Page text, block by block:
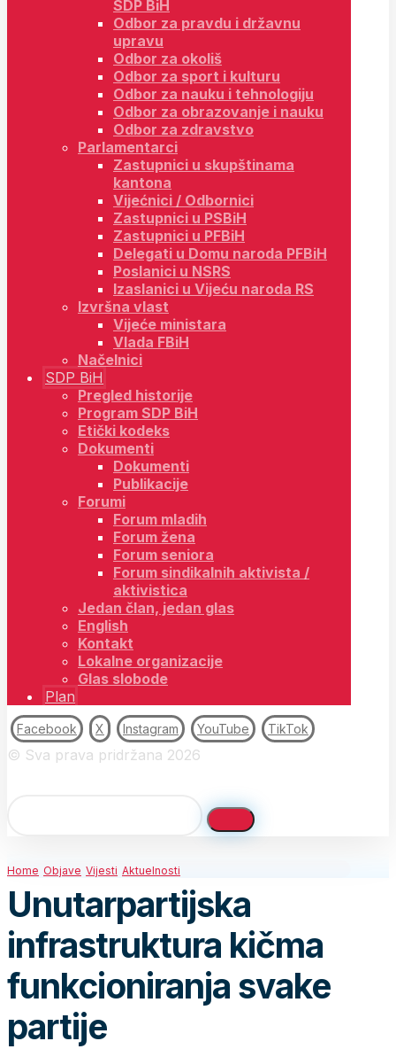
SDP BiH
Odbor za pravdu i državnu
upravu
Odbor za okoliš
Odbor za sport i kulturu
Odbor za nauku i tehnologiju
Odbor za obrazovanje i nauku
Odbor za zdravstvo
Parlamentarci
Zastupnici u skupštinama
kantona
Vijećnici / Odbornici
Zastupnici u PSBiH
Zastupnici u PFBiH
Delegati u Domu naroda PFBiH
Poslanici u NSRS
Izaslanici u Vijeću naroda RS
Izvršna vlast
Vijeće ministara
Vlada FBiH
Načelnici
SDP BiH
Pregled historije
Program SDP BiH
Etički kodeks
Dokumenti
Dokumenti
Publikacije
Forumi
Forum mladih
Forum žena
Forum seniora
Forum sindikalnih aktivista /
aktivistica
Jedan član, jedan glas
English
Kontakt
Lokalne organizacije
Glas slobode
Plan
Facebook X Instagram YouTube TikTok
© Sva prava pridržana 2026
Home Objave Vijesti Aktuelnosti
Unutarpartijska
infrastruktura kičma
funkcioniranja svake
partije